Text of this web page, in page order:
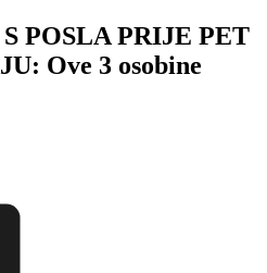
POSLA PRIJE PET
Ove 3 osobine